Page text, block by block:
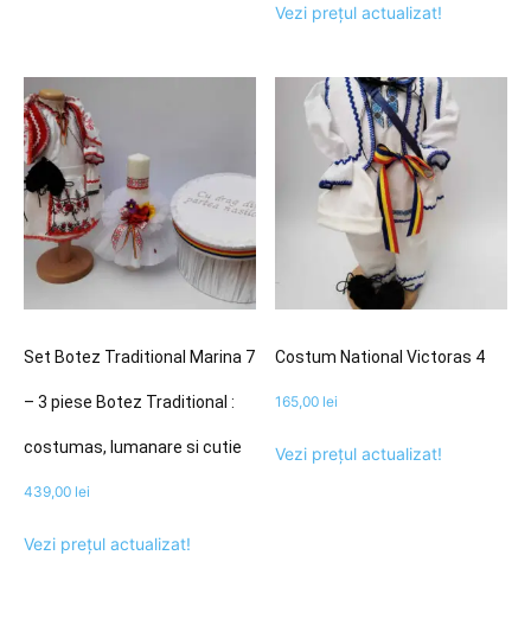
Vezi prețul actualizat!
Set Botez Traditional Marina 7
– 3 piese Botez Traditional :
costumas, lumanare si cutie
439,00 lei
Vezi prețul actualizat!
Costum National Victoras 4
165,00 lei
Vezi prețul actualizat!